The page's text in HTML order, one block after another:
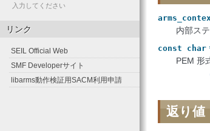
内部ス
const char
PEM 形
返り値
入力してください
リンク
SEIL Official Web
SMF Developerサイト
libarms動作検証用SACM利用申請